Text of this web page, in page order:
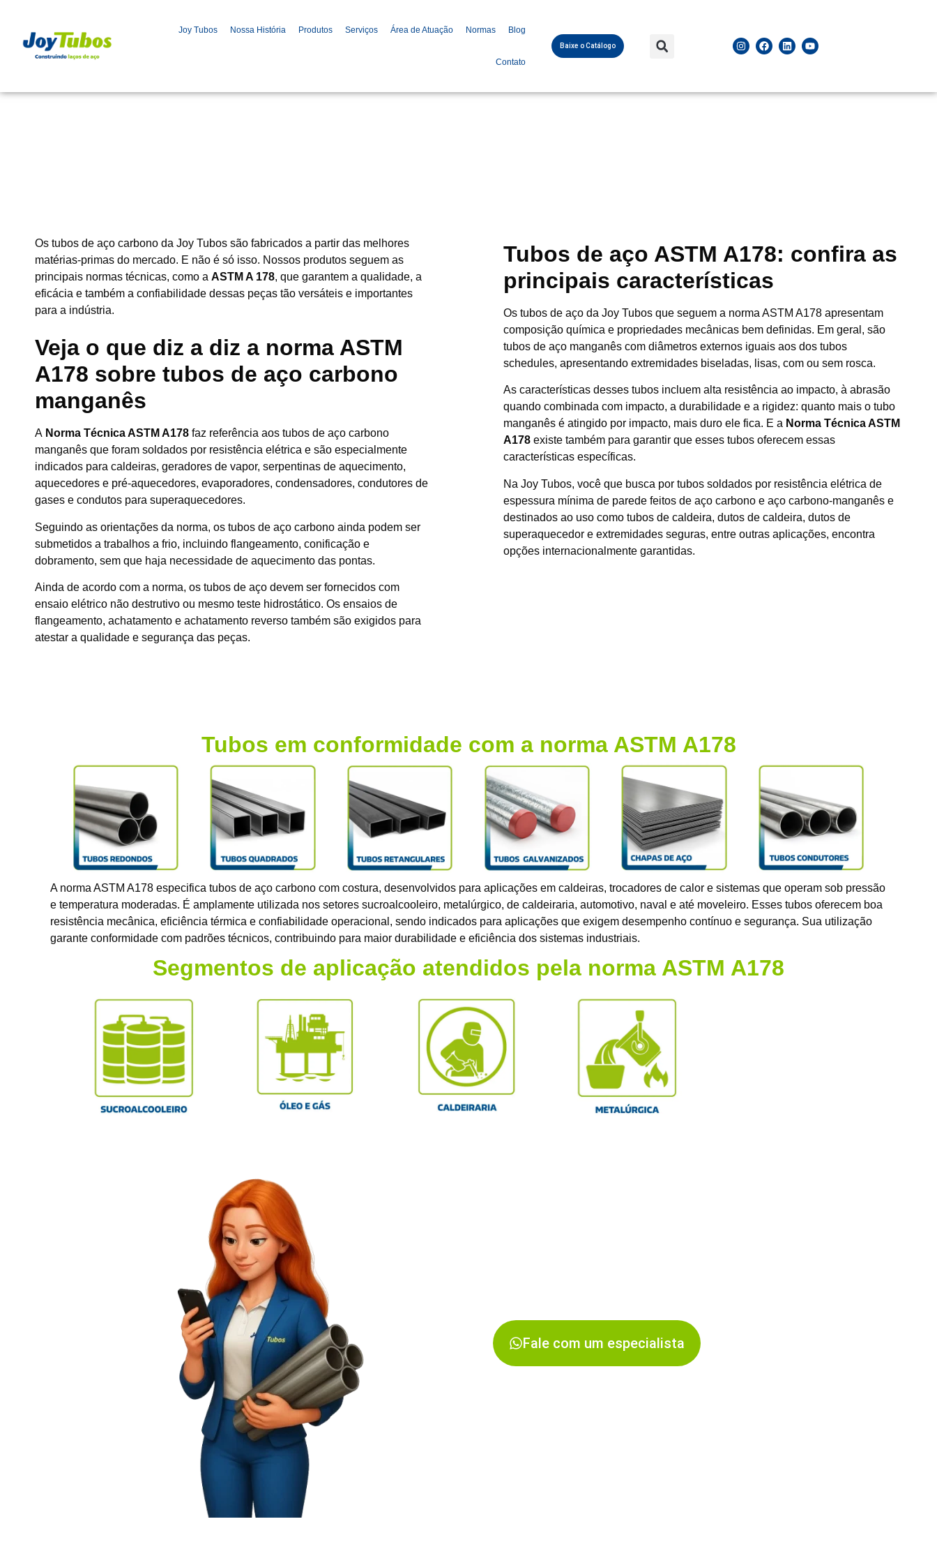
Joy Tubos Nossa História Produtos Serviços Área de Atuação Normas Blog
Contato
Baixe o Catálogo
Os tubos de aço carbono da Joy Tubos são fabricados a partir das melhores
matérias-primas do mercado. E não é só isso. Nossos produtos seguem as
principais normas técnicas, como a ASTM A 178, que garantem a qualidade, a
eficácia e também a confiabilidade dessas peças tão versáteis e importantes
para a indústria.
Veja o que diz a diz a norma ASTM
A178 sobre tubos de aço carbono
manganês
A Norma Técnica ASTM A178 faz referência aos tubos de aço carbono
manganês que foram soldados por resistência elétrica e são especialmente
indicados para caldeiras, geradores de vapor, serpentinas de aquecimento,
aquecedores e pré-aquecedores, evaporadores, condensadores, condutores de
gases e condutos para superaquecedores.
Seguindo as orientações da norma, os tubos de aço carbono ainda podem ser
submetidos a trabalhos a frio, incluindo flangeamento, conificação e
dobramento, sem que haja necessidade de aquecimento das pontas.
Ainda de acordo com a norma, os tubos de aço devem ser fornecidos com
ensaio elétrico não destrutivo ou mesmo teste hidrostático. Os ensaios de
flangeamento, achatamento e achatamento reverso também são exigidos para
atestar a qualidade e segurança das peças.
Tubos de aço ASTM A178: confira as
principais características
Os tubos de aço da Joy Tubos que seguem a norma ASTM A178 apresentam
composição química e propriedades mecânicas bem definidas. Em geral, são
tubos de aço manganês com diâmetros externos iguais aos dos tubos
schedules, apresentando extremidades biseladas, lisas, com ou sem rosca.
As características desses tubos incluem alta resistência ao impacto, à abrasão
quando combinada com impacto, a durabilidade e a rigidez: quanto mais o tubo
manganês é atingido por impacto, mais duro ele fica. E a Norma Técnica ASTM
A178 existe também para garantir que esses tubos oferecem essas
características específicas.
Na Joy Tubos, você que busca por tubos soldados por resistência elétrica de
espessura mínima de parede feitos de aço carbono e aço carbono-manganês e
destinados ao uso como tubos de caldeira, dutos de caldeira, dutos de
superaquecedor e extremidades seguras, entre outras aplicações, encontra
opções internacionalmente garantidas.
Tubos em conformidade com a norma ASTM A178
A norma ASTM A178 especifica tubos de aço carbono com costura, desenvolvidos para aplicações em caldeiras, trocadores de calor e sistemas que operam sob pressão
e temperatura moderadas. É amplamente utilizada nos setores sucroalcooleiro, metalúrgico, de caldeiraria, automotivo, naval e até moveleiro. Esses tubos oferecem boa
resistência mecânica, eficiência térmica e confiabilidade operacional, sendo indicados para aplicações que exigem desempenho contínuo e segurança. Sua utilização
garante conformidade com padrões técnicos, contribuindo para maior durabilidade e eficiência dos sistemas industriais.
Segmentos de aplicação atendidos pela norma ASTM A178
Fale com um especialista